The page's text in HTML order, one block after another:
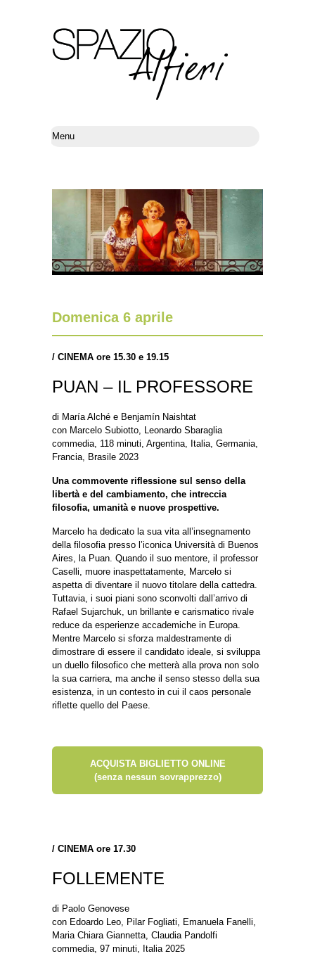
Domenica 6 aprile
/ CINEMA ore 15.30 e 19.15
PUAN – IL PROFESSORE
di María Alché e Benjamín Naishtat
con Marcelo Subiotto, Leonardo Sbaraglia
commedia, 118 minuti, Argentina, Italia, Germania,
Francia, Brasile 2023
Una commovente riflessione sul senso della
libertà e del cambiamento, che intreccia
filosofia, umanità e nuove prospettive.
Marcelo ha dedicato la sua vita all’insegnamento
della filosofia presso l’iconica Università di Buenos
Aires, la Puan. Quando il suo mentore, il professor
Caselli, muore inaspettatamente, Marcelo si
aspetta di diventare il nuovo titolare della cattedra.
Tuttavia, i suoi piani sono sconvolti dall’arrivo di
Rafael Sujarchuk, un brillante e carismatico rivale
reduce da esperienze accademiche in Europa.
Mentre Marcelo si sforza maldestramente di
dimostrare di essere il candidato ideale, si sviluppa
un duello filosofico che metterà alla prova non solo
la sua carriera, ma anche il senso stesso della sua
esistenza, in un contesto in cui il caos personale
riflette quello del Paese.
ACQUISTA BIGLIETTO ONLINE
(senza nessun sovrapprezzo)
/ CINEMA ore 17.30
FOLLEMENTE
di Paolo Genovese
con Edoardo Leo, Pilar Fogliati, Emanuela Fanelli,
Maria Chiara Giannetta, Claudia Pandolfi
commedia, 97 minuti, Italia 2025